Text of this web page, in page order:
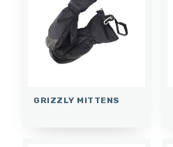
GRIZZLY MITTENS